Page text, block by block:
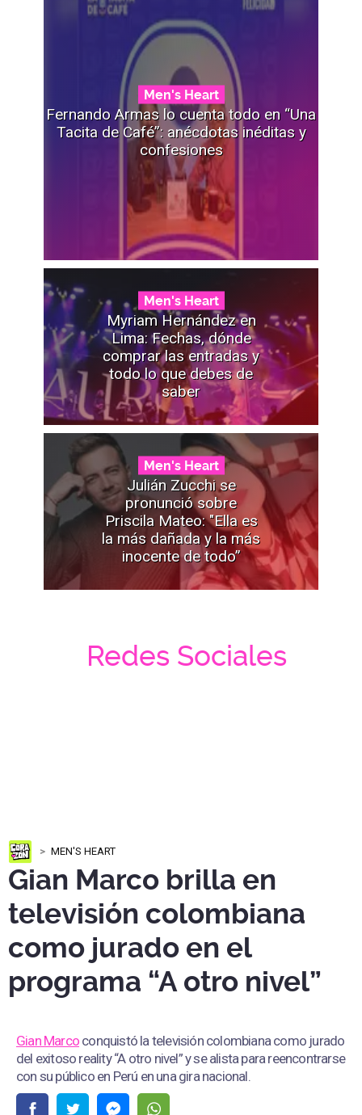
Men's Heart
Fernando Armas lo cuenta todo en “Una
Tacita de Café”: anécdotas inéditas y
confesiones
Men's Heart
Myriam Hernández en
Lima: Fechas, dónde
comprar las entradas y
todo lo que debes de
saber
Men's Heart
Julián Zucchi se
pronunció sobre
Priscila Mateo: "Ella es
la más dañada y la más
inocente de todo”
Redes Sociales
MEN'S HEART
Gian Marco brilla en
televisión colombiana
como jurado en el
programa “A otro nivel”
Gian Marco conquistó la televisión colombiana como jurado
del exitoso reality “A otro nivel” y se alista para reencontrarse
con su público en Perú en una gira nacional.